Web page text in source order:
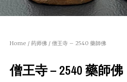
Home / 药师佛 / 僧王寺 – 2540 藥師佛
僧王寺 – 2540 藥師佛